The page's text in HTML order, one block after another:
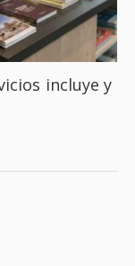
incluye y